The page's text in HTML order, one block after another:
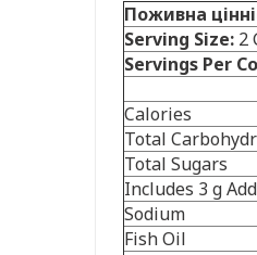
Поживна
Serving Size: 2
Servings Per
Calories
Total
Total Sugars
Includes 3 g
Sodium
Fish Oil